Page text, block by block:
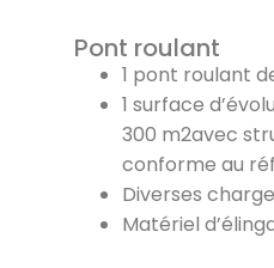
Pont roulant
1 pont roulant
1 surface
300 m2avec
conforme au
Diverses
Matériel